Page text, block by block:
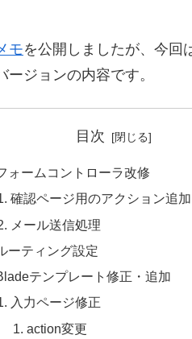
モを公開しましたが、今回
ジョンの内容です。
目次
ォームコントローラ改修
確認ページ用のアクション追加
メール送信処理
ーティング設定
テンプレート修正・追加
入力ページ修正
action変更